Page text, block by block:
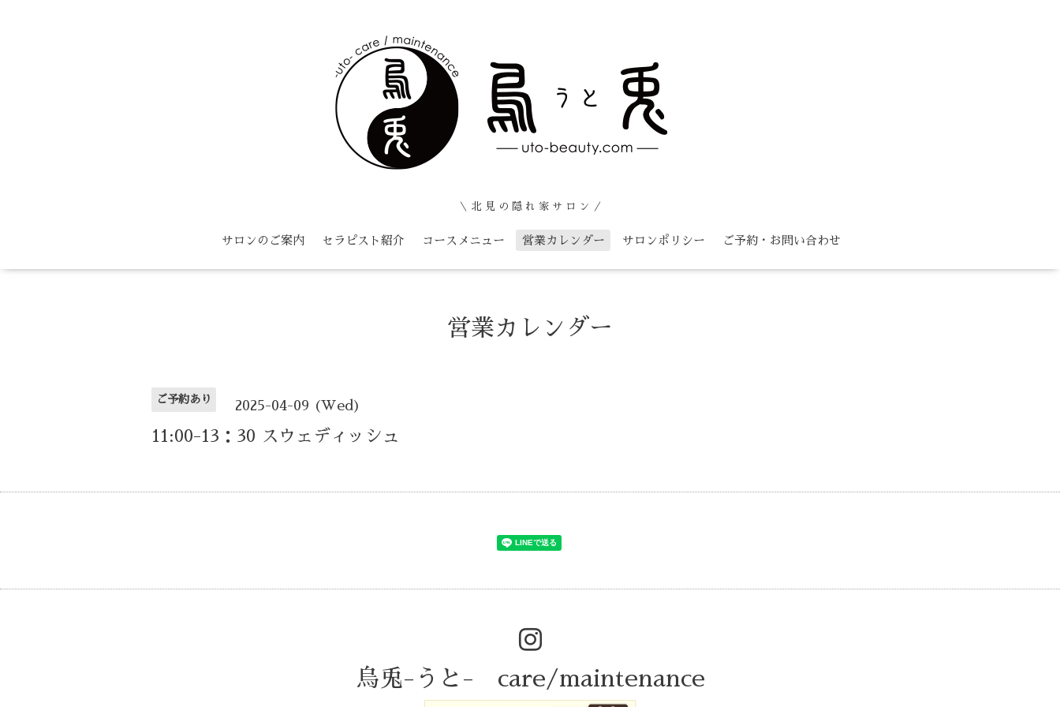
＼ 北 見 の 隠 れ 家 サ ロ ン ／
サロンのご案内 セラピスト紹介 コースメニュー 営業カレンダー サロンポリシー ご予約・お問い合わせ
営業カレンダー
ご予約あり 2025-04-09 (Wed)
11:00-13：30 スウェディッシュ
烏兎-うと- care/maintenance